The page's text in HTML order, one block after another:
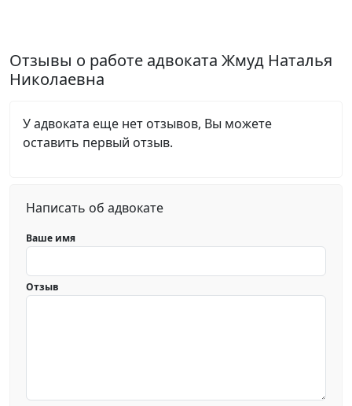
Отзывы о работе адвоката Жмуд Наталья
Николаевна
У адвоката еще нет отзывов, Вы можете
оставить первый отзыв.
Написать об адвокате
Ваше имя
Отзыв